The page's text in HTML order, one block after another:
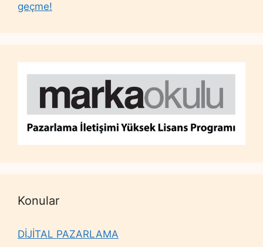
geçme!
Konular
DİJİTAL PAZARLAMA